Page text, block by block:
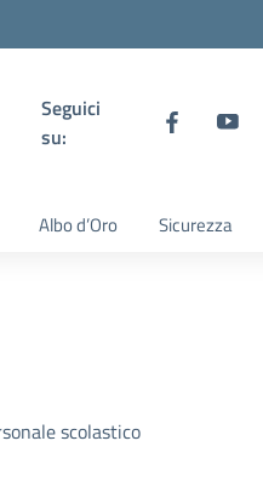
Seguici
su:
Albo d’Oro Sicurezza
scolastico